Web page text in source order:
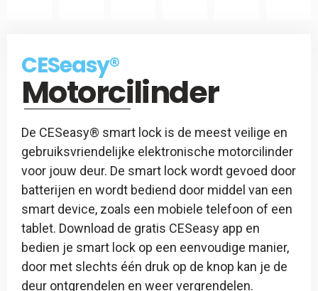
Afstandsbediening
CESeasy®
Motorcilinder
De CESeasy® smart lock is de meest veilige en
gebruiksvriendelijke elektronische motorcilinder
voor jouw deur. De smart lock wordt gevoed door
batterijen en wordt bediend door middel van een
smart device, zoals een mobiele telefoon of een
tablet. Download de gratis CESeasy app en
bedien je smart lock op een eenvoudige manier,
door met slechts één druk op de knop kan je de
deur ontgrendelen en weer vergrendelen.